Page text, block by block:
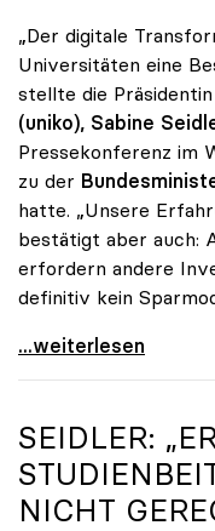
„Der digitale
Universitäten eine
stellte die
(uniko), Sabine
Pressekonferenz im
zu der
hatte. „Unsere
bestätigt aber auch:
erfordern andere
definitiv kein
uniko-Präsidentin
...weiterlesen
SEIDLER:
NICHT